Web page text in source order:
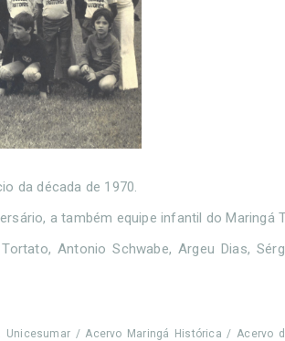
da década de 1970.
a também equipe infantil do Maringá
Antonio Schwabe, Argeu Dias,
/ Acervo Maringá Histórica / Acervo